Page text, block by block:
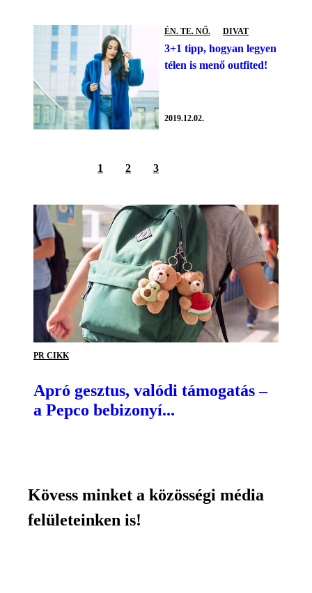
ÉN. TE. NŐ. DIVAT
3+1 tipp, hogyan legyen
télen is menő outfited!
2019.12.02.
1 2 3
PR CIKK
Apró gesztus, valódi támogatás –
a Pepco bebizonyí...
Kövess minket a közösségi média
felületeinken is!